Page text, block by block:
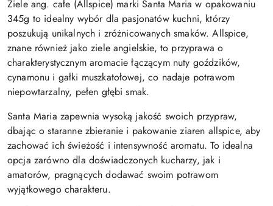
Ziele ang. całe (Allspice) marki Santa Maria w opakowaniu
345g to idealny wybór dla pasjonatów kuchni, którzy
poszukują unikalnych i zróżnicowanych smaków. Allspice,
znane również jako ziele angielskie, to przyprawa o
charakterystycznym aromacie łączącym nuty goździków,
cynamonu i gałki muszkatołowej, co nadaje potrawom
niepowtarzalny, pełen głębi smak.
Santa Maria zapewnia wysoką jakość swoich przypraw,
dbając o staranne zbieranie i pakowanie ziaren allspice, aby
zachować ich świeżość i intensywność aromatu. To idealna
opcja zarówno dla doświadczonych kucharzy, jak i
amatorów, pragnących dodawać swoim potrawom
wyjątkowego charakteru.